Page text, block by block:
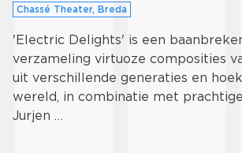
Chassé Theater, Breda
'Electric Delights' is een
verzameling virtuoze composities
uit verschillende generaties en
wereld, in combinatie met
Jurjen …